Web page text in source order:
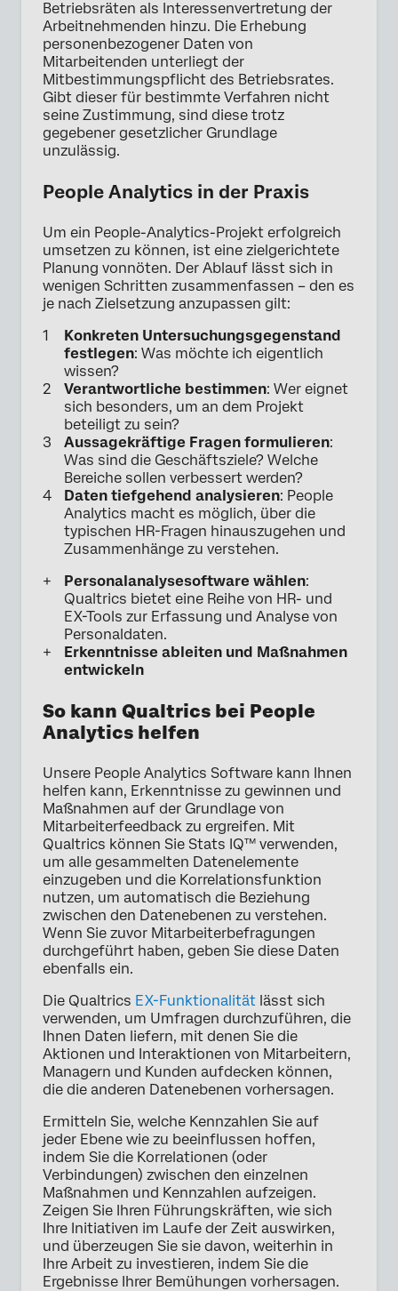
Betriebsräten als Interessenvertretung der
Arbeitnehmenden hinzu. Die Erhebung
personenbezogener Daten von
Mitarbeitenden unterliegt der
Mitbestimmungspflicht des Betriebsrates.
Gibt dieser für bestimmte Verfahren nicht
seine Zustimmung, sind diese trotz
gegebener gesetzlicher Grundlage
unzulässig.
People Analytics in der Praxis
Um ein People-Analytics-Projekt erfolgreich
umsetzen zu können, ist eine zielgerichtete
Planung vonnöten. Der Ablauf lässt sich in
wenigen Schritten zusammenfassen – den es
je nach Zielsetzung anzupassen gilt:
Konkreten Untersuchungsgegenstand
festlegen: Was möchte ich eigentlich
wissen?
Verantwortliche bestimmen: Wer eignet
sich besonders, um an dem Projekt
beteiligt zu sein?
Aussagekräftige Fragen formulieren:
Was sind die Geschäftsziele? Welche
Bereiche sollen verbessert werden?
Daten tiefgehend analysieren: People
Analytics macht es möglich, über die
typischen HR-Fragen hinauszugehen und
Zusammenhänge zu verstehen.
Personalanalysesoftware wählen:
Qualtrics bietet eine Reihe von HR- und
EX-Tools zur Erfassung und Analyse von
Personaldaten.
Erkenntnisse ableiten und Maßnahmen
entwickeln
So kann Qualtrics bei People
Analytics helfen
Unsere People Analytics Software kann Ihnen
helfen kann, Erkenntnisse zu gewinnen und
Maßnahmen auf der Grundlage von
Mitarbeiterfeedback zu ergreifen. Mit
Qualtrics können Sie Stats IQ™ verwenden,
um alle gesammelten Datenelemente
einzugeben und die Korrelationsfunktion
nutzen, um automatisch die Beziehung
zwischen den Datenebenen zu verstehen.
Wenn Sie zuvor Mitarbeiterbefragungen
durchgeführt haben, geben Sie diese Daten
ebenfalls ein.
Die Qualtrics EX-Funktionalität lässt sich
verwenden, um Umfragen durchzuführen, die
Ihnen Daten liefern, mit denen Sie die
Aktionen und Interaktionen von Mitarbeitern,
Managern und Kunden aufdecken können,
die die anderen Datenebenen vorhersagen.
Ermitteln Sie, welche Kennzahlen Sie auf
jeder Ebene wie zu beeinflussen hoffen,
indem Sie die Korrelationen (oder
Verbindungen) zwischen den einzelnen
Maßnahmen und Kennzahlen aufzeigen.
Zeigen Sie Ihren Führungskräften, wie sich
Ihre Initiativen im Laufe der Zeit auswirken,
und überzeugen Sie sie davon, weiterhin in
Ihre Arbeit zu investieren, indem Sie die
Ergebnisse Ihrer Bemühungen vorhersagen.